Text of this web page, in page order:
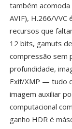
também
AVIF), H.266/
recursos que
12 bits, gamuts
compressão sem
profundidade,
Exif/XMP — tudo
imagem auxiliar
computacional
ganho HDR é